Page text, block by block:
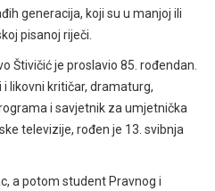
generacija, koji su u manjoj ili
pisanoj riječi.
Štivičić je proslavio 85. rođendan.
i likovni kritičar, dramaturg,
i savjetnik za umjetnička
televizije, rođen je 13. svibnja
a potom student Pravnog i